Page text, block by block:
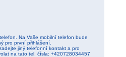
Na Vaše mobilní telefon bude
pro první přihlášení.
jiný telefonní kontakt a pro
na tato tel. čísla: +420728034457